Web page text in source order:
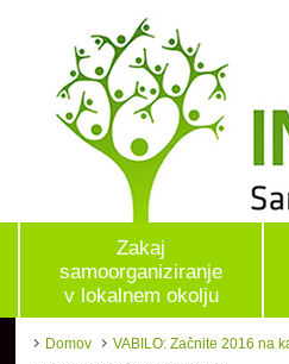
Zakaj
samoorganiziranje
v lokalnem okolju
Domov
VABILO: Začnite 2016 na